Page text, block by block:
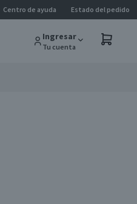
Centro de ayuda Estado del pedido
Ingresar
Tu cuenta